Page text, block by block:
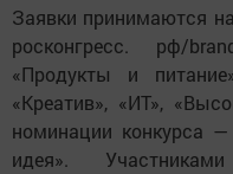
Заявки принимаются
росконгресс. рф/
«Продукты и
«Креатив», «ИТ»,
номинации конкурса
идея».